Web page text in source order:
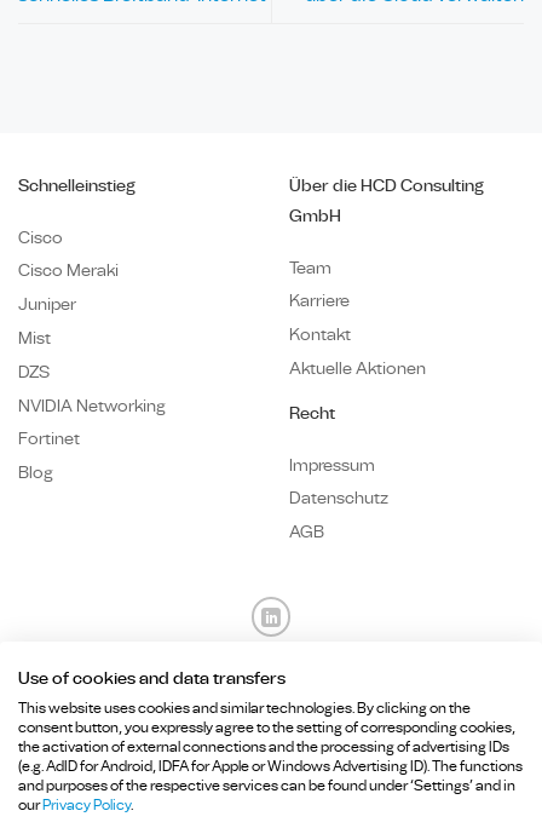
Schnelleinstieg
Cisco
Cisco Meraki
Juniper
Mist
DZS
NVIDIA Networking
Fortinet
Blog
Über die HCD Consulting
GmbH
Team
Karriere
Kontakt
Aktuelle Aktionen
Recht
Impressum
Datenschutz
AGB
Fragen? Wir sind für Sie da.
+49 89215 36 92-0
info@hcd-consulting.de
Use of cookies and data transfers
This website uses cookies and similar technologies. By clicking on the
consent button, you expressly agree to the setting of corresponding cookies,
the activation of external connections and the processing of advertising IDs
(e.g. AdID for Android, IDFA for Apple or Windows Advertising ID). The functions
and purposes of the respective services can be found under ‘Settings’ and in
ourPrivacy Policy.